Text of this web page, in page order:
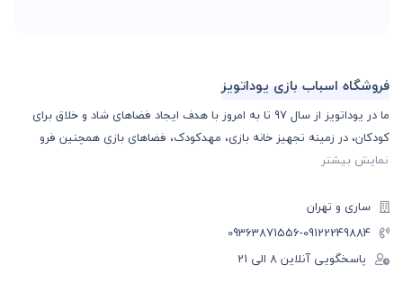
فروشگاه اسباب بازی یوداتویز
ما در یوداتویز از سال 97 تا به امروز با هدف ایجاد فضاهای شاد و خلاق برای
کودکان، در زمینه تجهیز خانه بازی، مهدکودک، فضاهای بازی همچنین فرو
نمایش بیشتر
ساری و تهران
09122249884
-09363871556
پاسخگویی آنلاین 8 الی 21